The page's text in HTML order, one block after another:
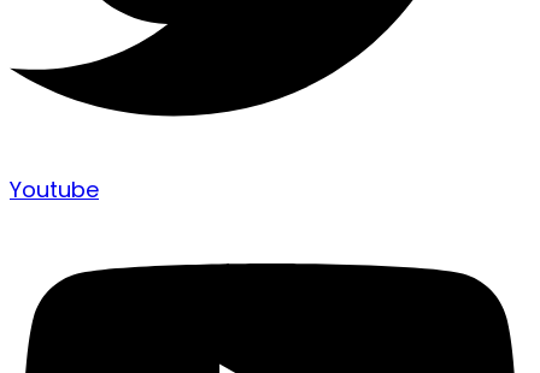
Youtube